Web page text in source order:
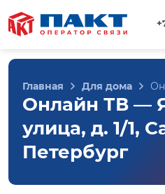
Главная Для дома
Онлайн ТВ —
улица, д. 1/1,
Петербург